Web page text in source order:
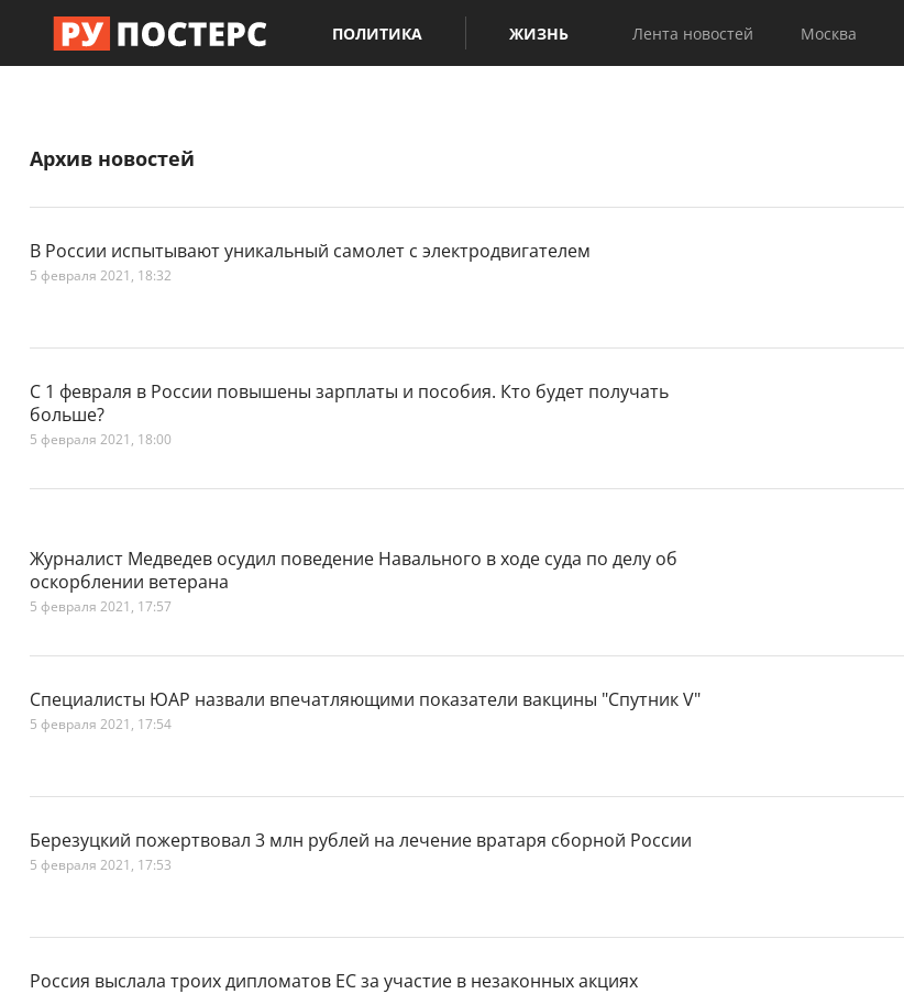
ПОЛИТИКА ЖИЗНЬ Лента новостей Москва
Архив новостей
В России испытывают уникальный самолет с электродвигателем
5 февраля 2021, 18:32
C 1 февраля в России повышены зарплаты и пособия. Кто будет получать
больше?
5 февраля 2021, 18:00
Журналист Медведев осудил поведение Навального в ходе суда по делу об
оскорблении ветерана
5 февраля 2021, 17:57
Специалисты ЮАР назвали впечатляющими показатели вакцины "Спутник V"
5 февраля 2021, 17:54
Березуцкий пожертвовал 3 млн рублей на лечение вратаря сборной России
5 февраля 2021, 17:53
Россия выслала троих дипломатов ЕС за участие в незаконных акциях